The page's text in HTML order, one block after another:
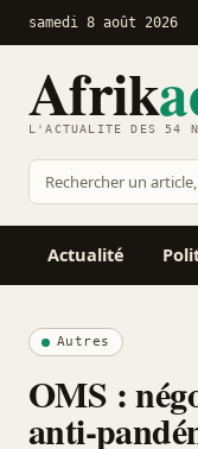
samedi 8 août 2026
Afrik
L'ACTUALITÉ DES 54
Rechercher
sur
Afrikactus
Actualité
Autres
OMS :
anti-